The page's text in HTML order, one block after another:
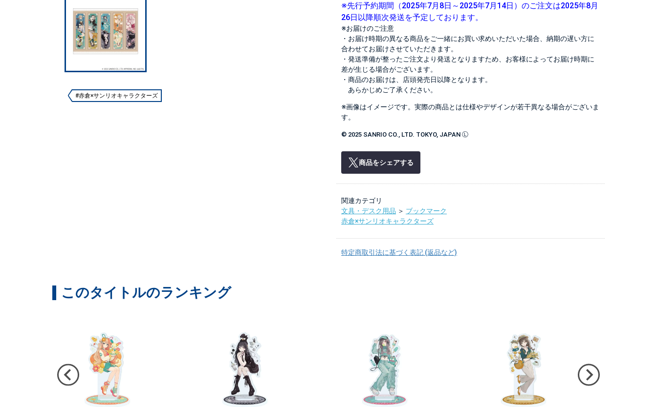
#赤倉×サンリオキャラクターズ
※先行予約期間（2025年7月8日～2025年7月14日）のご注文は2025年8月
26日以降順次発送を予定しております。
※お届けのご注意
・お届け時期の異なる商品をご一緒にお買い求めいただいた場合、納期の遅い方に
合わせてお届けさせていただきます。
・発送準備が整ったご注文より発送となりますため、お客様によってお届け時期に
差が生じる場合がございます。
・商品のお届けは、店頭発売日以降となります。
あらかじめご了承ください。
※画像はイメージです。実際の商品とは仕様やデザインが若干異なる場合がございま
す。
© 2025 SANRIO CO., LTD. TOKYO, JAPAN Ⓛ
商品をシェアする
関連カテゴリ
文具・デスク用品 ＞ ブックマーク
赤倉×サンリオキャラクターズ
特定商取引法に基づく表記 (返品など)
このタイトルのランキング